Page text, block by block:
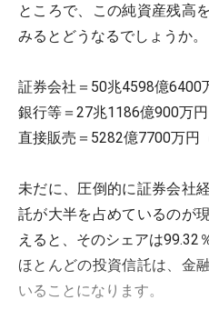
ところで、この純資産残高
みるとどうなるでしょうか。
証券会社＝50兆4598億6400
銀行等＝27兆1186億900万円
直接販売＝5282億7700万円
未だに、圧倒的に証券会社
託が大半を占めているのが
えると、そのシェアは99.32
ほとんどの投資信託は、金
いることになります。